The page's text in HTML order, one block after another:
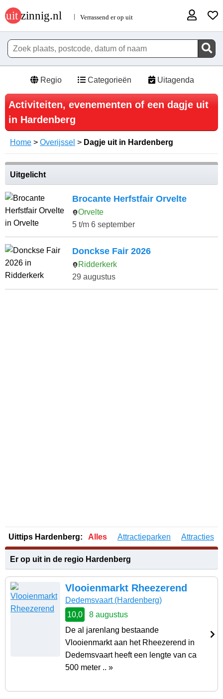
Regio Categorieën Uitagenda
Activiteiten, evenementen of een dagje uit
in Hardenberg
Home > Overijssel > Dagje uit in Hardenberg
Uitgelicht
Brocante Herfstfair Orvelte
Orvelte
5 t/m 6 september
Donckse Fair 2026
Ridderkerk
29 augustus
Uittips Hardenberg: Alles Attractieparken Attracties
Er op uit in de regio Hardenberg
Vlooienmarkt Rheezerend
Dedemsvaart(Hardenberg)
10,0
8 augustus
De al jarenlang bestaande
Vlooienmarkt aan het Rheezerend in
Dedemsvaart heeft een lengte van ca
500 meter .. »